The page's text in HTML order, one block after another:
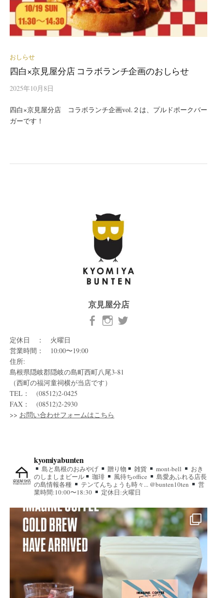
おしらせ
四白×京見屋分店 コラボランチ企画のおしらせ
2025年10月8日
四白×京見屋分店 コラボランチ企画vol.２は、プルドポークバー
ガーです！
京見屋分店
定休日 ： 火曜日
営業時間： 10:00〜19:00
住所:
島根県隠岐郡隠岐の島町西町八尾3-81
（西町の福河童祠横が当店です）
TEL： (08512)2-0425
FAX： (08512)2-2930
>> お問い合わせフォームはこちら
kyomiyabunten
島と島根のおみやげ 贈り物 雑貨 mont-bell
おき
のしましまビール
珈琲 風待ちoffice
島愛あふれる店長
の島情報各種
テンてんちょうも時々... @bunten10ten
営
業時間:10:00〜18:30
定休日:火曜日